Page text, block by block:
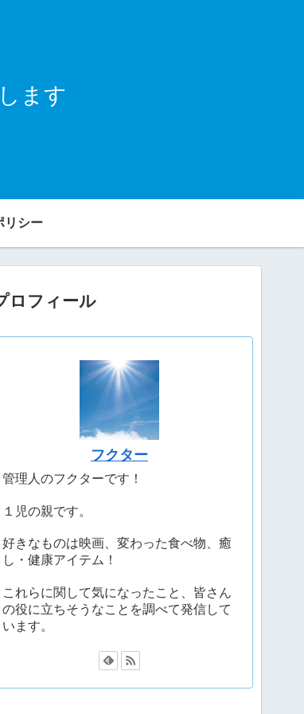
ます
リシー
ロフィール
フクター
管理人のフクターです！
１児の親です。
好きなものは映画、変わった食べ物、癒
し・健康アイテム！
これらに関して気になったこと、皆さん
の役に立ちそうなことを調べて発信して
います。